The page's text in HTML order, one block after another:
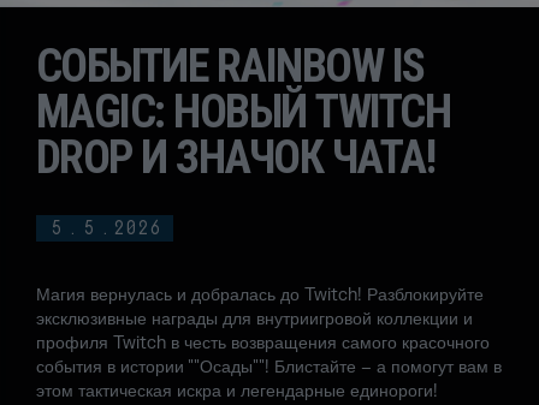
5 . 5 . 2026
СОБЫТИЕ RAINBOW IS
MAGIC: НОВЫЙ TWITCH
DROP И ЗНАЧОК ЧАТА!
Магия вернулась и добралась до Twitch! Разблокируйте
эксклюзивные награды для внутриигровой коллекции и
профиля Twitch в честь возвращения самого красочного
события в истории ""Осады""! Блистайте – а помогут вам в
этом тактическая искра и легендарные единороги!